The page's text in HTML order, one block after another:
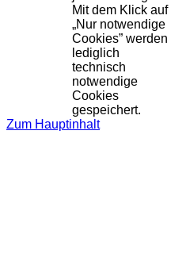
Mit dem Klick auf
„Nur notwendige
Cookies” werden
lediglich
technisch
notwendige
Cookies
gespeichert.
Zum Hauptinhalt